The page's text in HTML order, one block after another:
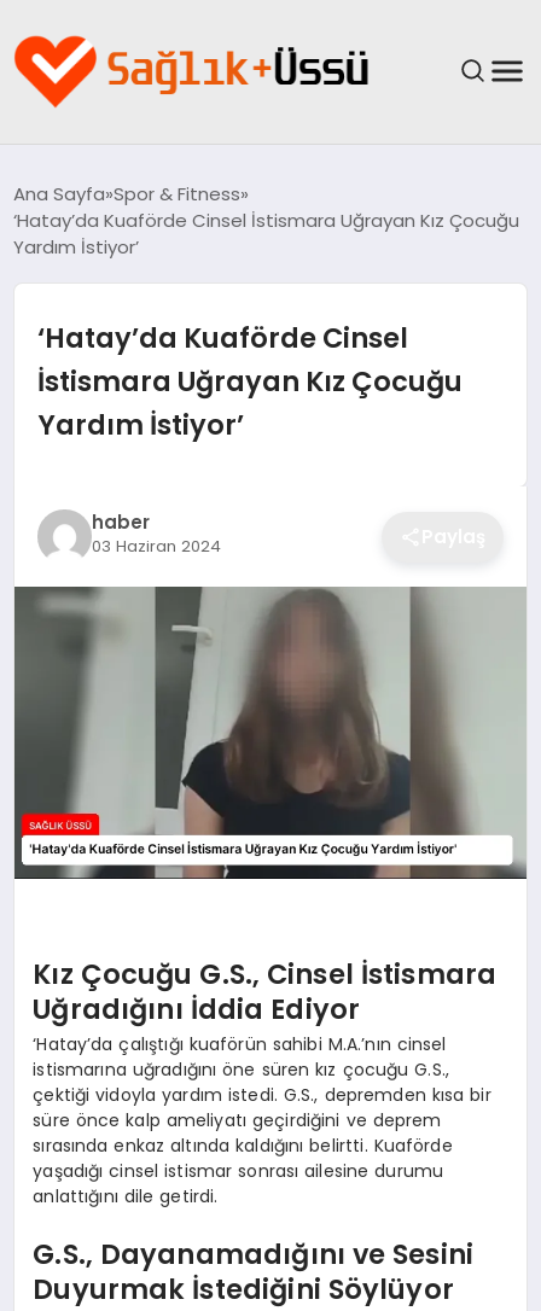
YAŞAM
GÜNCEL
SPOR & FITNESS
Ana Sayfa Spor & Fitness
‘Hatay’da Kuaförde Cinsel İstismara Uğrayan Kız Çocuğu
Yardım İstiyor’
‘Hatay’da Kuaförde Cinsel
İstismara Uğrayan Kız Çocuğu
Yardım İstiyor’
haber
03 Haziran 2024
Kız Çocuğu G.S., Cinsel İstismara
Uğradığını İddia Ediyor
‘Hatay’da çalıştığı kuaförün sahibi M.A.’nın cinsel
istismarına uğradığını öne süren kız çocuğu G.S.,
çektiği vidoyla yardım istedi. G.S., depremden kısa bir
süre önce kalp ameliyatı geçirdiğini ve deprem
sırasında enkaz altında kaldığını belirtti. Kuaförde
yaşadığı cinsel istismar sonrası ailesine durumu
anlattığını dile getirdi.
G.S., Dayanamadığını ve Sesini
Duyurmak İstediğini Söylüyor